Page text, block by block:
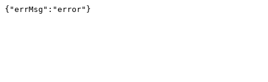
{"errMsg":"error"}